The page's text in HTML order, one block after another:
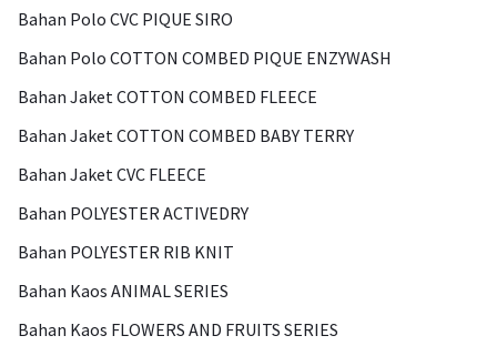
Bahan Polo CVC PIQUE SIRO
Bahan Polo COTTON COMBED PIQUE ENZYWASH
Bahan Jaket COTTON COMBED FLEECE
Bahan Jaket COTTON COMBED BABY TERRY
Bahan Jaket CVC FLEECE
Bahan POLYESTER ACTIVEDRY
Bahan POLYESTER RIB KNIT
Bahan Kaos ANIMAL SERIES
Bahan Kaos FLOWERS AND FRUITS SERIES